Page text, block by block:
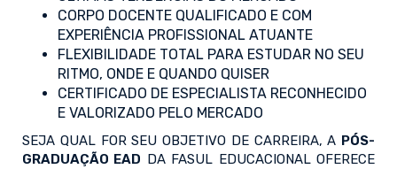
CORPO DOCENTE QUALIFICADO E COM
EXPERIÊNCIA PROFISSIONAL ATUANTE
FLEXIBILIDADE TOTAL PARA ESTUDAR NO SEU
RITMO, ONDE E QUANDO QUISER
CERTIFICADO DE ESPECIALISTA RECONHECIDO
E VALORIZADO PELO MERCADO
SEJA QUAL FOR SEU OBJETIVO DE CARREIRA, A PÓS-
GRADUAÇÃO EAD DA FASUL EDUCACIONAL OFERECE